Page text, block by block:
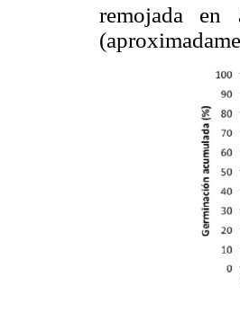
remojada